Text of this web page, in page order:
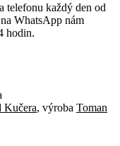
telefonu každý den od
WhatsApp nám
hodin.
Kučera, výroba Toman